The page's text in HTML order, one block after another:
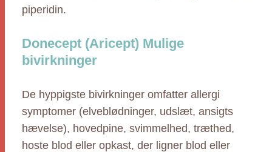
piperidin.
Donecept (Aricept) Mulige
bivirkninger
De hyppigste bivirkninger omfatter allergi
symptomer (elveblødninger, udslæt, ansigts
hævelse), hovedpine, svimmelhed, træthed,
hoste blod eller opkast, der ligner blod eller